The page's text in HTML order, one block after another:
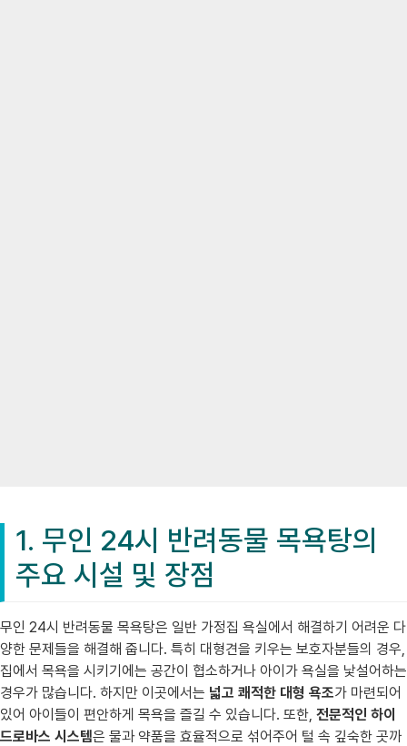
1. 무인 24시 반려동물 목욕탕의
주요 시설 및 장점
무인 24시 반려동물 목욕탕은 일반 가정집 욕실에서 해결하기 어려운 다
양한 문제들을 해결해 줍니다. 특히 대형견을 키우는 보호자분들의 경우,
집에서 목욕을 시키기에는 공간이 협소하거나 아이가 욕실을 낯설어하는
경우가 많습니다. 하지만 이곳에서는 넓고 쾌적한 대형 욕조가 마련되어
있어 아이들이 편안하게 목욕을 즐길 수 있습니다. 또한, 전문적인 하이
드로바스 시스템은 물과 약품을 효율적으로 섞어주어 털 속 깊숙한 곳까